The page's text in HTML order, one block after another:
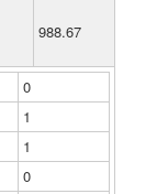
988.67
0
1
1
0